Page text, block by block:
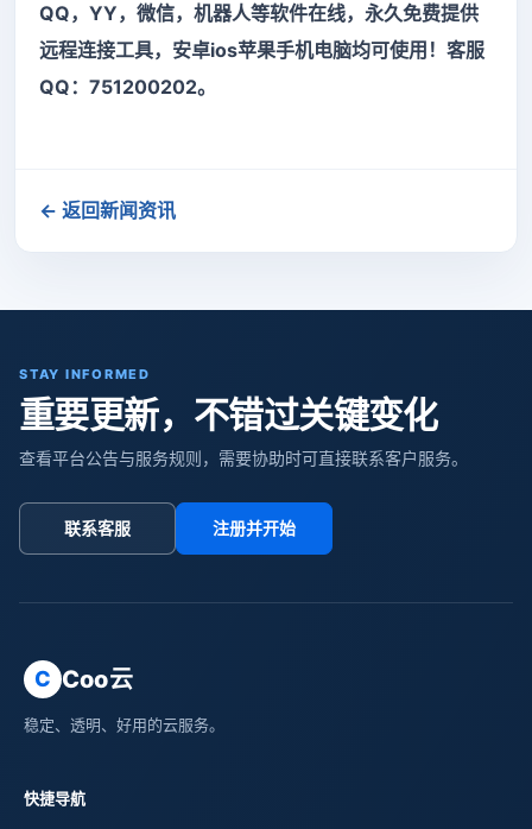
QQ，YY，微信，机器人等软件在线，永久免费提供
远程连接工具，安卓ios苹果手机电脑均可使用！客服
QQ：751200202。
← 返回新闻资讯
STAY INFORMED
重要更新，不错过关键变化
查看平台公告与服务规则，需要协助时可直接联系客户服务。
联系客服 注册并开始
C Coo云
稳定、透明、好用的云服务。
快捷导航